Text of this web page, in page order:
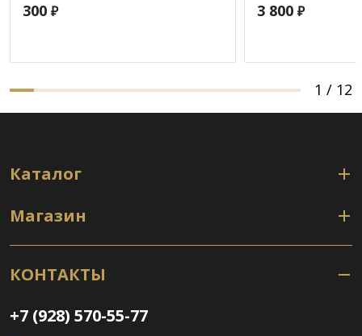
300 ₽ 3 800 ₽
1 / 12
Каталог
Магазин
КОНТАКТЫ
+7 (928) 570-55-77